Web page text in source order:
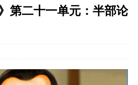
第二十一单元：半部论